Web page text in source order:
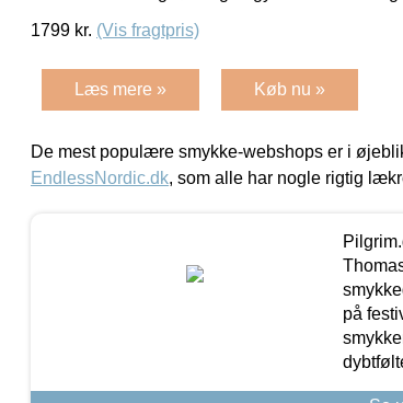
1799 kr. (Vis fragtpris)
Læs mere » Køb nu »
De mest populære smykke-webshops er i
EndlessNordic.dk, som alle har nogle rigtig
på